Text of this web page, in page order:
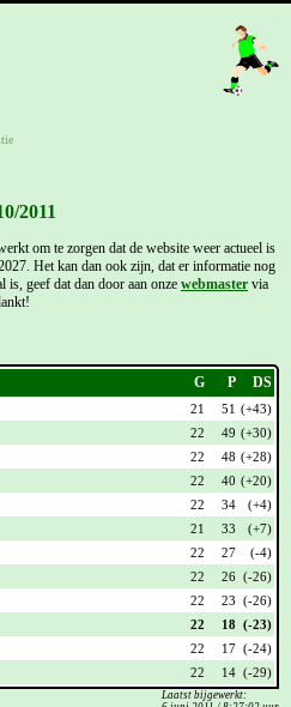
2011
om te zorgen dat de website weer actueel is
Het kan dan ook zijn, dat er informatie nog
is, geef dat dan door aan onze webmaster via
G P DS
21 51 (+43)
22 49 (+30)
22 48 (+28)
22 40 (+20)
22 34
(+4)
21 33
(+7)
22 27
(-4)
22 26 (-26)
22 23 (-26)
22 18 (-23)
22 17 (-24)
22 14 (-29)
Laatst bijgewerkt: